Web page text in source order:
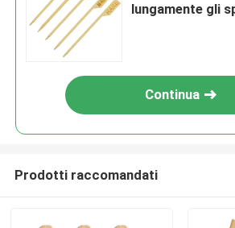
lungamente gli
Continua
Prodotti raccomandati